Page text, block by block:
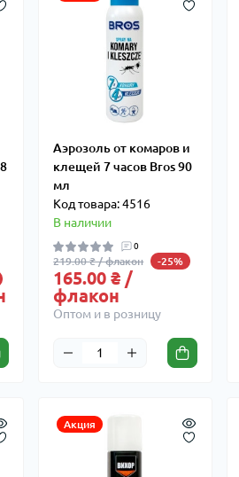
Аэрозоль от комаров и
клещей 7 часов Bros 90
мл
Код товара: 4516
В наличии
0
219.00 ₴ / флакон -25%
165.00 ₴ /
флакон
Оптом и в розницу
Акция